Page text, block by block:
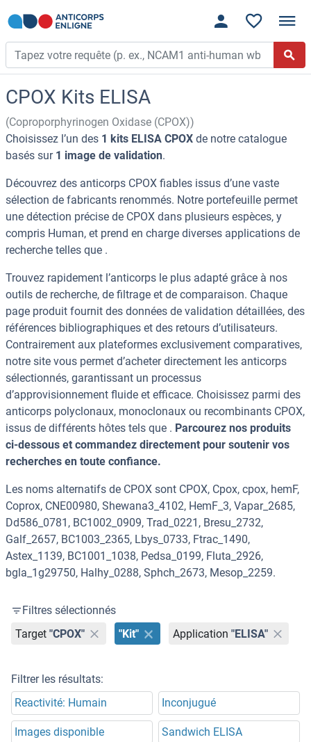
CPOX Kits ELISA
(Coproporphyrinogen Oxidase (CPOX))
Choisissez l’un des 1 kits ELISA CPOX de notre catalogue
basés sur 1 image de validation.
Découvrez des anticorps CPOX fiables issus d’une vaste
sélection de fabricants renommés. Notre portefeuille permet
une détection précise de CPOX dans plusieurs espèces, y
compris Human, et prend en charge diverses applications de
recherche telles que .
Trouvez rapidement l’anticorps le plus adapté grâce à nos
outils de recherche, de filtrage et de comparaison. Chaque
page produit fournit des données de validation détaillées, des
références bibliographiques et des retours d’utilisateurs.
Contrairement aux plateformes exclusivement comparatives,
notre site vous permet d’acheter directement les anticorps
sélectionnés, garantissant un processus
d’approvisionnement fluide et efficace. Choisissez parmi des
anticorps polyclonaux, monoclonaux ou recombinants CPOX,
issus de différents hôtes tels que . Parcourez nos produits
ci-dessous et commandez directement pour soutenir vos
recherches en toute confiance.
Les noms alternatifs de CPOX sont CPOX, Cpox, cpox, hemF,
Coprox, CNE00980, Shewana3_4102, HemF_3, Vapar_2685,
Dd586_0781, BC1002_0909, Trad_0221, Bresu_2732,
Galf_2657, BC1003_2365, Lbys_0733, Ftrac_1490,
Astex_1139, BC1001_1038, Pedsa_0199, Fluta_2926,
bgla_1g29750, Halhy_0288, Sphch_2673, Mesop_2259.
Filtres sélectionnés
Target "CPOX" "Kit" Application "ELISA"
Filtrer les résultats:
Reactivité: Humain
Inconjugué
Images disponible Sandwich ELISA